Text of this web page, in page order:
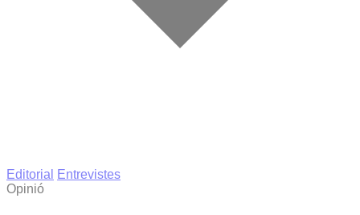
Editorial
Entrevistes
Opinió